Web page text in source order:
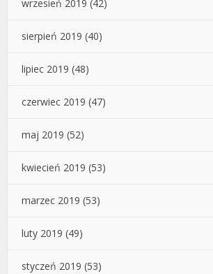
wrzesień 2019 (42)
sierpień 2019 (40)
lipiec 2019 (48)
czerwiec 2019 (47)
maj 2019 (52)
kwiecień 2019 (53)
marzec 2019 (53)
luty 2019 (49)
styczeń 2019 (53)